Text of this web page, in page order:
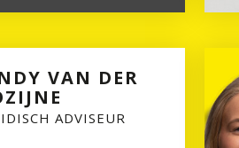
VAN DER
ADVISEUR